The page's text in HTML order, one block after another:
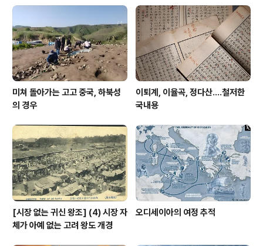
다. 잡곡 치고는 맛도 괜찮아서 아직까지도 혼합곡물에 자
주 들어간다. 신석기시대 곡물 하면 나오는 조, 피, 기장, 수
수에서 피는 현재 완전히 탈락했고, 조, 기장, 수수는 여전
히 살아 남았다. 우리나라에 도작이..
미쳐 돌아가는 고고 중국, 하북성
의 경우
이퇴계, 이율곡, 정다산....철저한
국내용
[시장 없는 귀신 왕조] (4) 시장 자
체가 아예 없는 고려 왕도 개경
오디세이아의 여정 추적